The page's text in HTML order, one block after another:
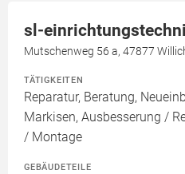
sl-
Mutschenweg 56 a, 47877
TÄTIGKEITEN
Reparatur, Beratung,
Markisen, Ausbesserung /
/ Montage
GEBÄUDETEILE